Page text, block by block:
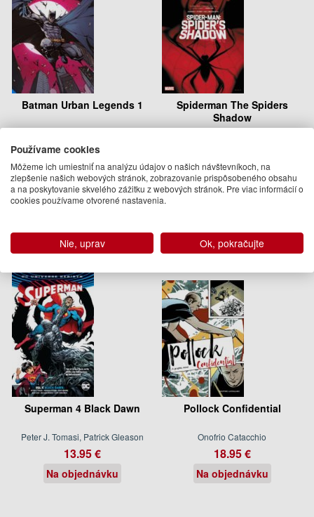
Batman Urban Legends 1
24.95 €
7 Dec 2021
(predobjednávka)
Spiderman The Spiders
Shadow
26.10.2021
(predobjednávka)
Superman 4 Black Dawn
Peter J. Tomasi, Patrick Gleason
13.95 €
Na objednávku
Pollock Confidential
Onofrio Catacchio
18.95 €
Na objednávku
Používame cookies
Môžeme ich umiestniť na analýzu údajov o našich návštevníkoch, na
zlepšenie našich webových stránok, zobrazovanie prispôsobeného obsahu
a na poskytovanie skvelého zážitku z webových stránok. Pre viac informácií o
cookies používame otvorené nastavenia.
Nie, uprav Ok, pokračujte